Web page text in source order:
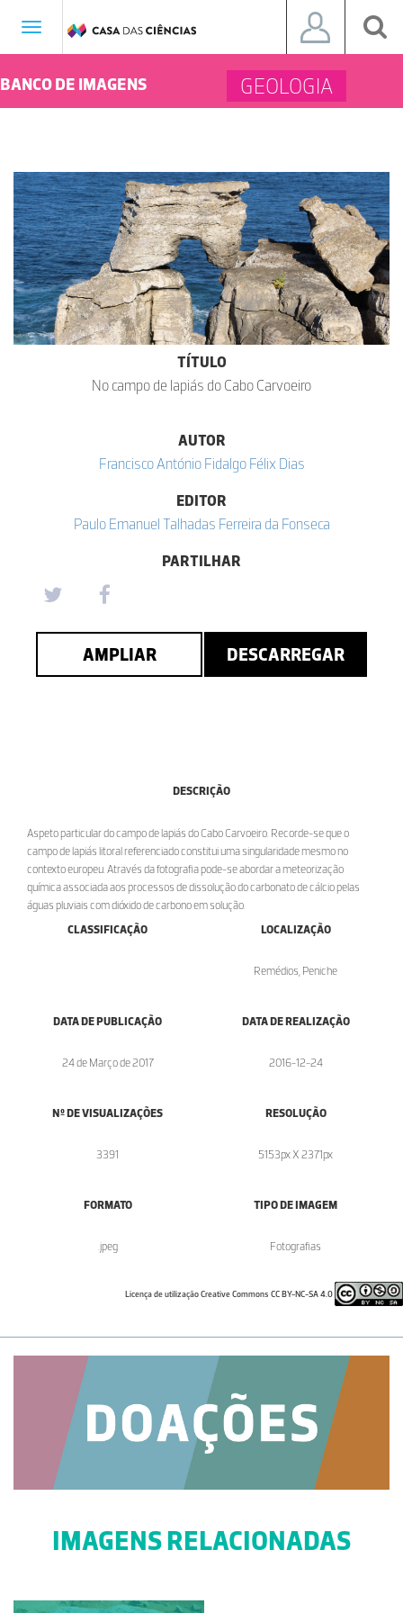
Toggle
BANCO DE IMAGENS GEOLOGIA
TÍTULO
No campo de lapiás do Cabo Carvoeiro
AUTOR
Francisco António Fidalgo Félix Dias
EDITOR
Paulo Emanuel Talhadas Ferreira da Fonseca
PARTILHAR
AMPLIAR DESCARREGAR
DESCRIÇÃO
Aspeto particular do campo de lapiás do Cabo Carvoeiro. Recorde-se que o
campo de lapiás litoral referenciado constitui uma singularidade mesmo no
contexto europeu. Através da fotografia pode-se abordar a meteorização
química associada aos processos de dissolução do carbonato de cálcio pelas
águas pluviais com dióxido de carbono em solução.
CLASSIFICAÇÃO
LOCALIZAÇÃO
Remédios, Peniche
DATA DE PUBLICAÇÃO
24 de Março de 2017
DATA DE REALIZAÇÃO
2016-12-24
Nº DE VISUALIZAÇÕES
3391
RESOLUÇÃO
5153px X 2371px
FORMATO
.jpeg
TIPO DE IMAGEM
Fotografias
Licença de utilização Creative Commons CC BY-NC-SA 4.0
IMAGENS RELACIONADAS